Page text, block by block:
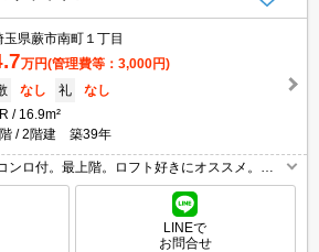
玉県蕨市南町１丁目
万円(管理費等：3,000円)
なし 礼
なし
16.9m²
2階建 築39年
ンロ付。最上階。ロフト好きにオススメ。閑
日当たり良好！心地よい室内環境！。すぐ内
活環境が整っています。買い物便利。
LINEで
お問合せ